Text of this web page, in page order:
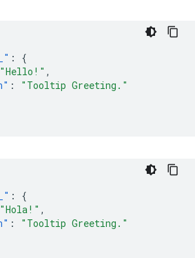
:
{
"Hello!" ,
:
"Tooltip Greeting."
:
{
"Hola!" ,
:
"Tooltip Greeting."